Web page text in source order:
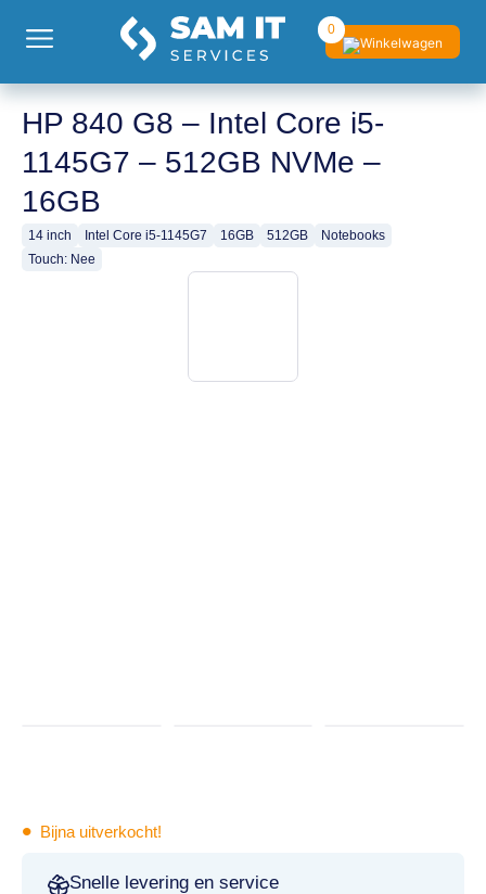
0
HP 840 G8 – Intel Core i5-
1145G7 – 512GB NVMe –
16GB
14 inch Intel Core i5-1145G7 16GB 512GB
Notebooks
Touch: Nee
• Bijna uitverkocht!
Snelle levering en service